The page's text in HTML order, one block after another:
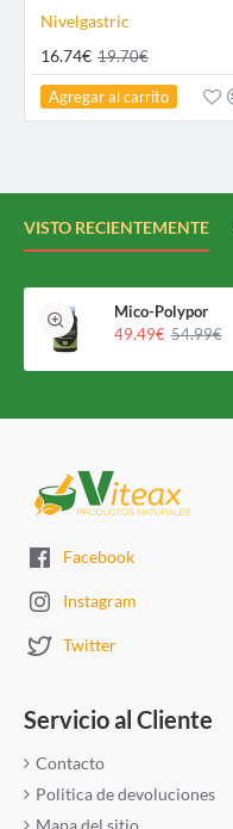
Nivelgastric
16.74€ 19.70€
Agregar al carrito
VISTO RECIENTEMENTE
Mico-Polypor
49.49€ 54.99€
Facebook
Instagram
Twitter
Servicio al Cliente
Contacto
Politica de devoluciones
Mapa del sitio